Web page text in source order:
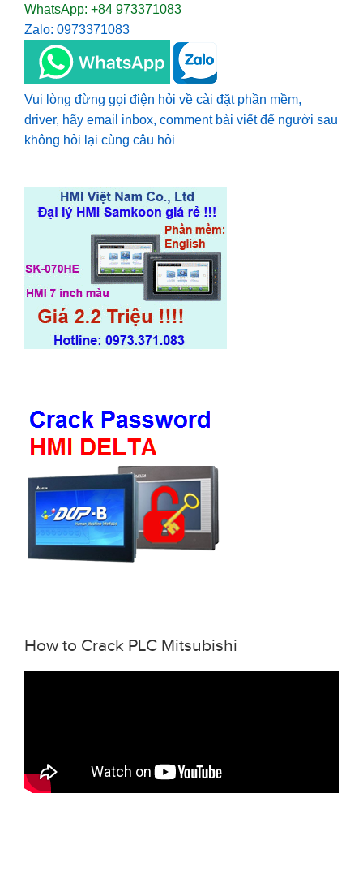
WhatsApp: +84 973371083
Zalo: 0973371083
Vui lòng đừng gọi điện hỏi về cài đặt phần mềm,
driver, hãy email inbox, comment bài viết để người sau
không hỏi lại cùng câu hỏi
How to Crack PLC Mitsubishi